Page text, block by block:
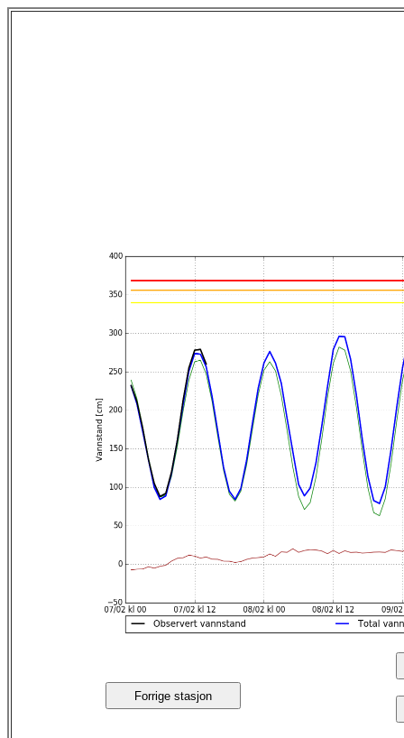
Forrige stasjon